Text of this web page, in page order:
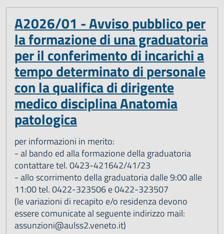
A2026/01 - Avviso pubblico per
la formazione di una graduatoria
per il conferimento di incarichi a
tempo determinato di personale
con la qualifica di dirigente
medico disciplina Anatomia
patologica
per informazioni in merito:
- al bando ed alla formazione della graduatoria
contattare tel. 0423-421642/41/23
- allo scorrimento della graduatoria dalle 9:00 alle
11:00 tel. 0422-323506 e 0422-323507
(le variazioni di recapito e/o residenza devono
essere comunicate al seguente indirizzo mail:
assunzioni@aulss2.veneto.it)